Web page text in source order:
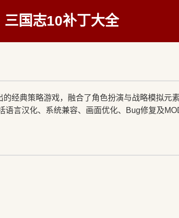
三国志10补丁大全
的经典策略游戏，融合了角色扮演与战略模拟元
言汉化、系统兼容、画面优化、Bug修复及